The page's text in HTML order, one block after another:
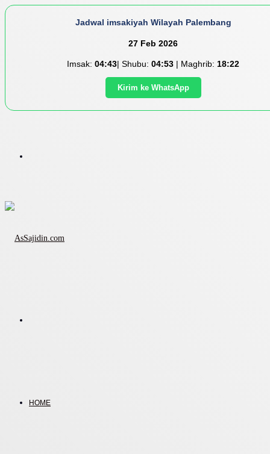
Jadwal imsakiyah Wilayah Palembang
27 Feb 2026
Imsak: 04:43| Shubu: 04:53 | Maghrib: 18:22
Kirim ke WhatsApp
HOME